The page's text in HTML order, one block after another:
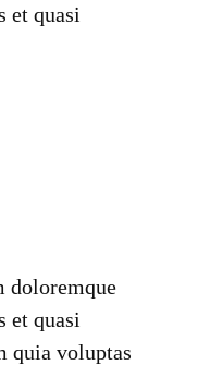
et quasi
doloremque
et quasi
quia voluptas